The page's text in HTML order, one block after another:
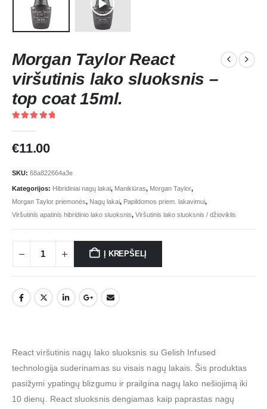
Morgan Taylor React
viršutinis lako sluoksnis –
top coat 15ml.
€11.00
SKU: 68a822664a3e
Kategorijos: Hibridiniai nagų lakai, Manikiūras, Morgan Taylor,
Morgan Taylor priemonės, Nagų lakai, Papildomos priem. lakavimui,
Viršutinis apatinis hibridinio lako sluoksnis, Viršutinis lako sluoksnis / džioviklis
Į KREPŠELĮ
React viršutinis nagų lako sluoksnis su Gelish Infused
technologija suderinamas su visais nagų lakais. Šis produktas
pasižymi ypatingų blizgumu ir prailgina nagų lako nešiojimą iki
10 dienų. React sluoksnis dengiamas kaip paprastas nagų